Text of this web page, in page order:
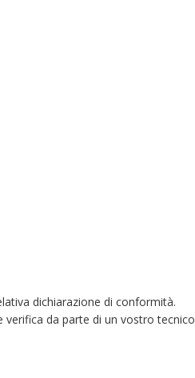
dichiarazione di conformità.
verifica da parte di un vostro tecnico